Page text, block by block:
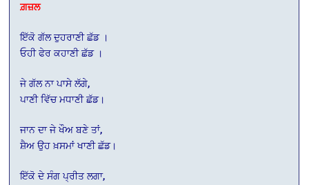
ਗ਼ਜ਼ਲ
ਇੱਕੋ ਗੱਲ ਦੁਹਰਾਣੀ ਛੱਡ ।
ਓਹੀ ਫੇਰ ਕਹਾਣੀ ਛੱਡ ।
ਜੇ ਗੱਲ ਨਾ ਪਾਸੇ ਲੱਗੇ,
ਪਾਣੀ ਵਿੱਚ ਮਧਾਣੀ ਛੱਡ।
ਜਾਨ ਦਾ ਜੇ ਖੌਅ ਬਣੇ ਤਾਂ,
ਸ਼ੈਅ ਉਹ ਖ਼ਸਮਾਂ ਖਾਣੀ ਛੱਡ।
ਇੱਕੋ ਦੇ ਸੰਗ ਪ੍ਰੀਤ ਲਗਾ,